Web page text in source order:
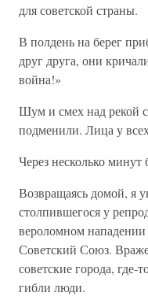
для советской страны.
В полдень на берег
друг друга, они
война!»
Шум и смех над рекой
подменили. Лица у
Через несколько минут
Возвращаясь домой, я
столпившегося у
вероломном
Советский Союз.
советские города,
гибли люди.